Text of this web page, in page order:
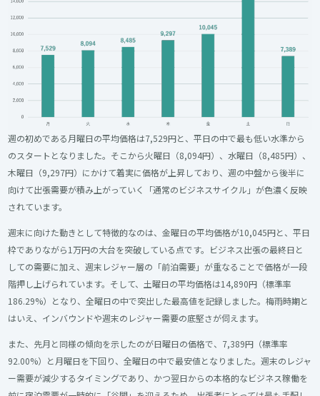
週の初めである月曜日の平均価格は7,529円と、平日の中で最も低い水準から
のスタートとなりました。そこから火曜日（8,094円）、水曜日（8,485円）、
木曜日（9,297円）にかけて着実に価格が上昇しており、週の中盤から後半に
向けて出張需要が積み上がっていく「通常のビジネスサイクル」が色濃く反映
されています。
週末に向けた動きとして特徴的なのは、金曜日の平均価格が10,045円と、平日
枠でありながら1万円の大台を突破している点です。ビジネス出張の最終日と
しての需要に加え、週末レジャー層の「前泊需要」が重なることで価格が一段
階押し上げられています。そして、土曜日の平均価格は14,890円（標準率
186.29%）となり、全曜日の中で突出した最高値を記録しました。梅雨時期と
はいえ、インバウンドや週末のレジャー需要の底堅さが伺えます。
また、先月と同様の傾向を示したのが日曜日の価格で、7,389円（標準率
92.00%）と月曜日を下回り、全曜日の中で最安値となりました。週末のレジャ
ー需要が減少するタイミングであり、かつ翌日からの本格的なビジネス稼働を